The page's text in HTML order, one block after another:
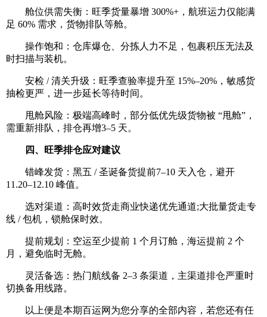
舱位供需失衡：旺季货量暴增 300%+，航班运力仅能满
足 60% 需求，货物排队等舱。
操作饱和：仓库爆仓、分拣人力不足，包裹积压无法及
时扫描与装机。
安检 / 清关升级：旺季查验率提升至 15%–20%，敏感货
抽检更严，进一步延长等待时间。
甩舱风险：极端高峰时，部分低优先级货物被 “甩舱”，
需重新排队，排仓再增3–5 天。
四、旺季排仓应对建议
错峰发货：黑五 / 圣诞备货提前7–10 天入仓，避开
11.20–12.10 峰值。
选对渠道：高时效货走商业快递优先通道;大批量货走专
线 / 包机，锁舱保时效。
提前规划：空运至少提前 1 个月订舱，海运提前 2 个
月，避免临时无舱。
灵活备选：热门航线备 2–3 条渠道，主渠道排仓严重时
切换备用线路。
以上便是本期百运网为您分享的全部内容，若您还有任